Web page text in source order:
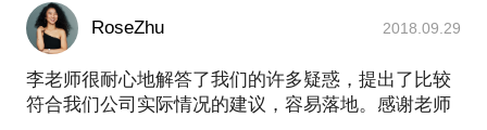
RoseZhu 2018.09.29
李老师很耐心地解答了我们的许多疑惑，提出了比较
符合我们公司实际情况的建议，容易落地。感谢老师